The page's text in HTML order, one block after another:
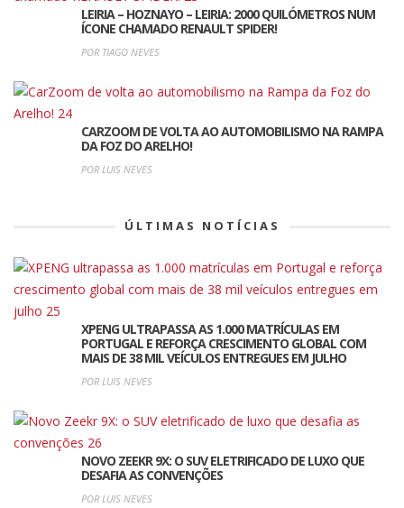
LEIRIA – HOZNAYO – LEIRIA: 2000 QUILÓMETROS NUM
ÍCONE CHAMADO RENAULT SPIDER!
POR TIAGO NEVES
CARZOOM DE VOLTA AO AUTOMOBILISMO NA RAMPA
DA FOZ DO ARELHO!
POR LUIS NEVES
ÚLTIMAS NOTÍCIAS
XPENG ULTRAPASSA AS 1.000 MATRÍCULAS EM
PORTUGAL E REFORÇA CRESCIMENTO GLOBAL COM
MAIS DE 38 MIL VEÍCULOS ENTREGUES EM JULHO
POR LUIS NEVES
NOVO ZEEKR 9X: O SUV ELETRIFICADO DE LUXO QUE
DESAFIA AS CONVENÇÕES
POR LUIS NEVES